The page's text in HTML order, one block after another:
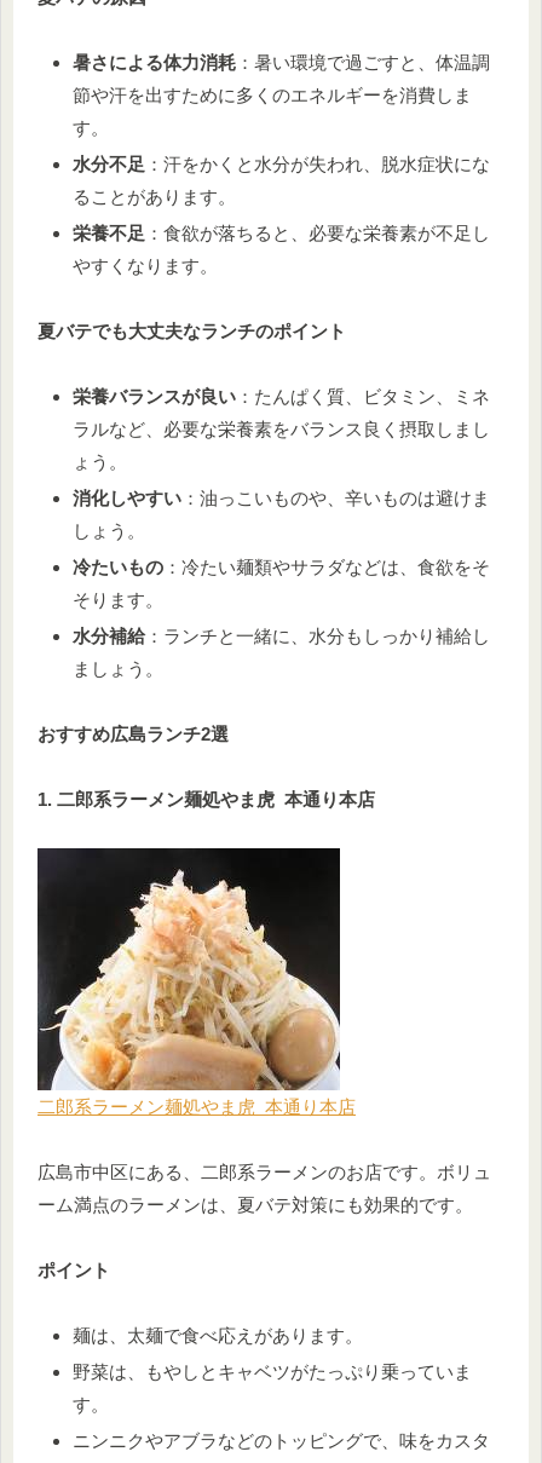
暑さによる体力消耗 ：暑い環境で過ごすと、体温調
節や汗を出すために多くのエネルギーを消費しま
す。
水分不足 ：汗をかくと水分が失われ、脱水症状にな
ることがあります。
栄養不足 ：食欲が落ちると、必要な栄養素が不足し
やすくなります。
夏バテでも大丈夫なランチのポイント
栄養バランスが良い ：たんぱく質、ビタミン、ミネ
ラルなど、必要な栄養素をバランス良く摂取しまし
ょう。
消化しやすい ：油っこいものや、辛いものは避けま
しょう。
冷たいもの ：冷たい麺類やサラダなどは、食欲をそ
そります。
水分補給：ランチと一緒に、水分もしっかり補給し
ましょう。
おすすめ広島ランチ2選
1. 二郎系ラーメン麺処やま虎 本通り本店
二郎系ラーメン麺処やま虎 本通り本店
広島市中区にある、二郎系ラーメンのお店です。ボリュ
ーム満点のラーメンは、夏バテ対策にも効果的です。
ポイント
麺は、太麺で食べ応えがあります。
野菜は、もやしとキャベツがたっぷり乗っていま
す。
ニンニクやアブラなどのトッピングで、味をカスタ